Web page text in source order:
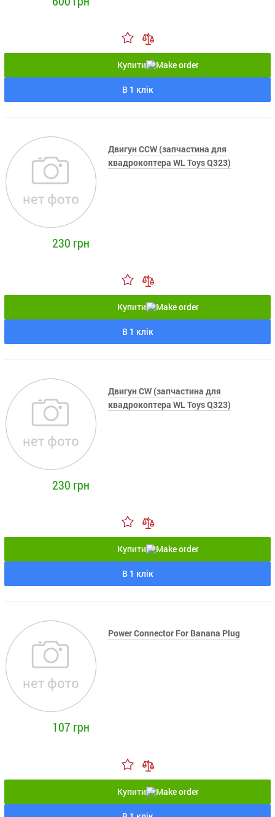
Купити
В 1 клік
Двигун CCW (запчастина для
квадрокоптера WL Toys Q323)
230 грн
Купити
В 1 клік
Двигун CW (запчастина для
квадрокоптера WL Toys Q323)
230 грн
Купити
В 1 клік
Power Connector For Banana Plug
107 грн
Купити